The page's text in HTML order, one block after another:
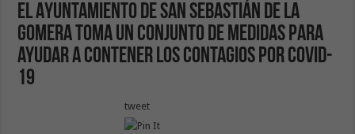
El Ayuntamiento de San Sebastián de La
Gomera toma un conjunto de medidas para
ayudar a contener los contagios por Covid-
19
tweet